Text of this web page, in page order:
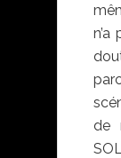
n’a
de